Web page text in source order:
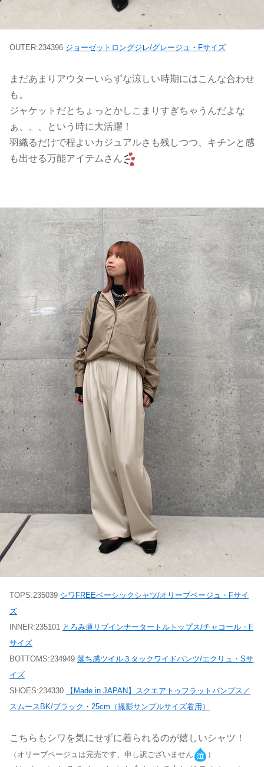
OUTER:234396 ジョーゼットロングジレ/グレージュ・Fサイズ
まだあまりアウターいらずな涼しい時期にはこんな合わせ
も。
ジャケットだとちょっとかしこまりすぎちゃうんだよな
ぁ、、、という時に大活躍！
羽織るだけで程よいカジュアルさも残しつつ、キチンと感
も出せる万能アイテムさん
TOPS:235039 シワFREEベーシックシャツ/オリーブベージュ・Fサイ
ズ
INNER:235101 とろみ薄リブインナータートルトップス/チャコール・F
サイズ
BOTTOMS:234949 落ち感ツイル３タックワイドパンツ/エクリュ・Sサ
イズ
SHOES:234330
【Made in JAPAN】スクエアトゥフラットパンプス／
スムースBK/ブラック・25cm（撮影サンプルサイズ着用）
こちらもシワを気にせずに着られるのが嬉しいシャツ！
（オリーブベージュは完売です、申し訳ございません ）